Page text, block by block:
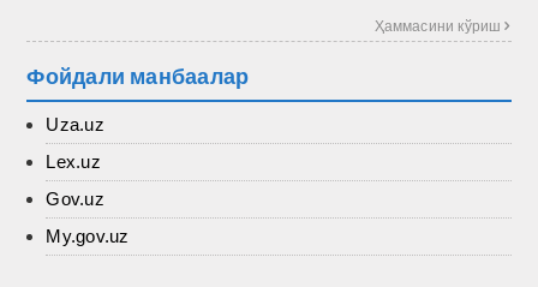
Ҳаммасини кўриш 
Фойдали манбаалар
Uza.uz
Lex.uz
Gov.uz
My.gov.uz